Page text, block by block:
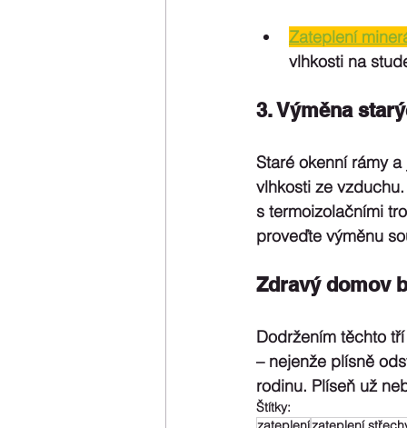
Zateplení
vlhkosti na
3. Výměna
Staré okenní rámy
vlhkosti ze
s termoizolačními
proveďte výměnu
Zdravý domov
Dodržením těchto
– nejenže plísně
rodinu. Plíseň už
Štítky: